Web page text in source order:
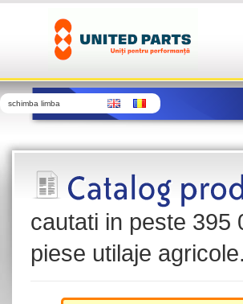
schimba limba
cautati in peste 395
piese utilaje agricole.